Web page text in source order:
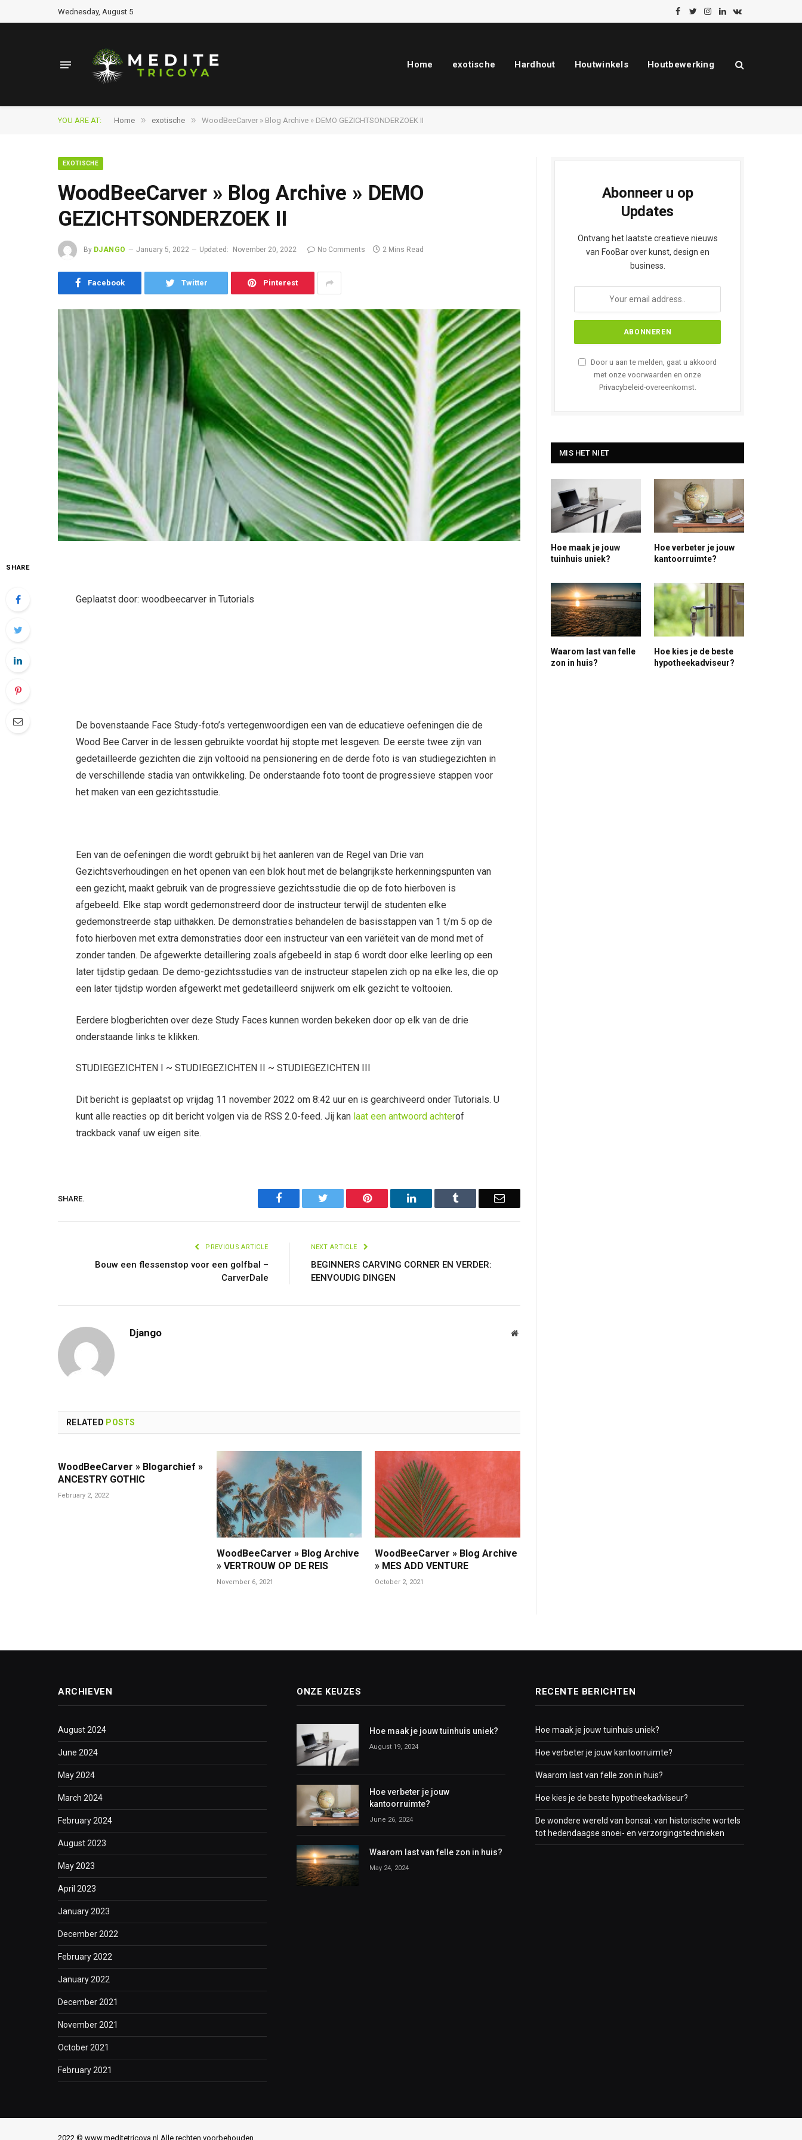
Wednesday, August 5
Facebook
TwitterInstagram
LinkedInVKontakte
Home exotische Hardhout Houtwinkels Houtbewerking
YOU ARE AT: Home » exotische » WoodBeeCarver » Blog Archive » DEMO GEZICHTSONDERZOEK II
EXOTISCHE
WoodBeeCarver » Blog Archive » DEMO
GEZICHTSONDERZOEK II
By DJANGO January 5, 2022 Updated: November 20, 2022 No Comments 2 Mins Read
Facebook Twitter Pinterest
SHARE
Geplaatst door: woodbeecarver in Tutorials
De bovenstaande Face Study-foto’s vertegenwoordigen een van de educatieve oefeningen die de
Wood Bee Carver in de lessen gebruikte voordat hij stopte met lesgeven. De eerste twee zijn van
gedetailleerde gezichten die zijn voltooid na pensionering en de derde foto is van studiegezichten in
de verschillende stadia van ontwikkeling. De onderstaande foto toont de progressieve stappen voor
het maken van een gezichtsstudie.
Een van de oefeningen die wordt gebruikt bij het aanleren van de Regel van Drie van
Gezichtsverhoudingen en het openen van een blok hout met de belangrijkste herkenningspunten van
een gezicht, maakt gebruik van de progressieve gezichtsstudie die op de foto hierboven is
afgebeeld. Elke stap wordt gedemonstreerd door de instructeur terwijl de studenten elke
gedemonstreerde stap uithakken. De demonstraties behandelen de basisstappen van 1 t/m 5 op de
foto hierboven met extra demonstraties door een instructeur van een variëteit van de mond met of
zonder tanden. De afgewerkte detaillering zoals afgebeeld in stap 6 wordt door elke leerling op een
later tijdstip gedaan. De demo-gezichtsstudies van de instructeur stapelen zich op na elke les, die op
een later tijdstip worden afgewerkt met gedetailleerd snijwerk om elk gezicht te voltooien.
Eerdere blogberichten over deze Study Faces kunnen worden bekeken door op elk van de drie
onderstaande links te klikken.
STUDIEGEZICHTEN I ~ STUDIEGEZICHTEN II ~ STUDIEGEZICHTEN III
Dit bericht is geplaatst op vrijdag 11 november 2022 om 8:42 uur en is gearchiveerd onder Tutorials. U
kunt alle reacties op dit bericht volgen via de RSS 2.0-feed. Jij kan laat een antwoord achterof
trackback vanaf uw eigen site.
SHARE. Facebook Twitter Pinterest LinkedIn Tumblr Email
PREVIOUS ARTICLE
Bouw een flessenstop voor een golfbal –
CarverDale
NEXT ARTICLE
BEGINNERS CARVING CORNER EN VERDER:
EENVOUDIG DINGEN
Django Website
RELATED POSTS
WoodBeeCarver » Blogarchief »
ANCESTRY GOTHIC
February 2, 2022
WoodBeeCarver » Blog Archive
» VERTROUW OP DE REIS
November 6, 2021
WoodBeeCarver » Blog Archive
» MES ADD VENTURE
October 2, 2021
Abonneer u op
Updates
Ontvang het laatste creatieve nieuws
van FooBar over kunst, design en
business.
Door u aan te melden, gaat u akkoord
met onze voorwaarden en onze
Privacybeleid-overeenkomst.
MIS HET NIET
Hoe maak je jouw
tuinhuis uniek?
Hoe verbeter je jouw
kantoorruimte?
Waarom last van felle
zon in huis?
Hoe kies je de beste
hypotheekadviseur?
ARCHIEVEN
August 2024
June 2024
May 2024
March 2024
February 2024
August 2023
May 2023
April 2023
January 2023
December 2022
February 2022
January 2022
December 2021
November 2021
October 2021
February 2021
ONZE KEUZES
Hoe maak je jouw tuinhuis uniek?
August 19, 2024
Hoe verbeter je jouw
kantoorruimte?
June 26, 2024
Waarom last van felle zon in huis?
May 24, 2024
RECENTE BERICHTEN
Hoe maak je jouw tuinhuis uniek?
Hoe verbeter je jouw kantoorruimte?
Waarom last van felle zon in huis?
Hoe kies je de beste hypotheekadviseur?
De wondere wereld van bonsai: van historische wortels
tot hedendaagse snoei- en verzorgingstechnieken
2022 © www.meditetricoya.nl Alle rechten voorbehouden